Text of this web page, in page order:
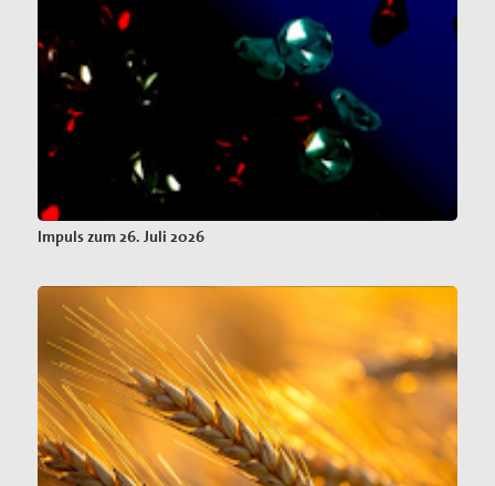
Impuls zum 26. Juli 2026